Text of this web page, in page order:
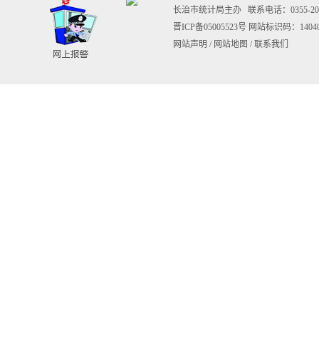
长治市统计局主办 联系电话：0355-
晋ICP备05005523号 网站标识码：
网站声明 / 网站地图 / 联系我们